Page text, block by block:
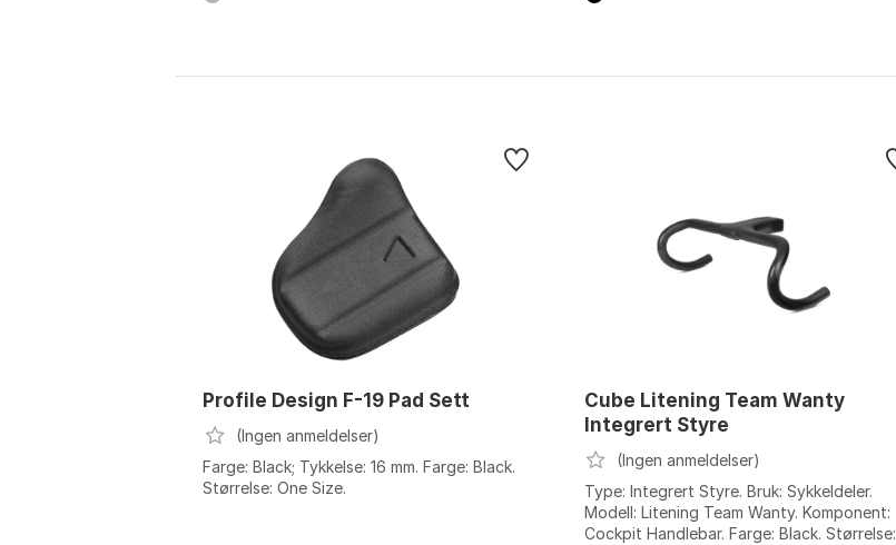
Profile Design F-19 Pad Sett
(Ingen anmeldelser)
Farge: Black; Tykkelse: 16 mm. Farge: Black.
Størrelse: One Size.
Cube Litening Team Wanty
Integrert Styre
(Ingen anmeldelser)
Type: Integrert Styre. Bruk: Sykkeldeler.
Modell: Litening Team Wanty. Komponent:
Cockpit Handlebar. Farge: Black. Størrelse: